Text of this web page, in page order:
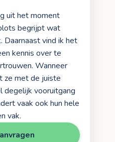
uit het moment
begrijpt wat
Daarnaast vind ik het
kennis over te
Wanneer
ze met de juiste
degelijk vooruitgang
vaak ook hun hele
vak.